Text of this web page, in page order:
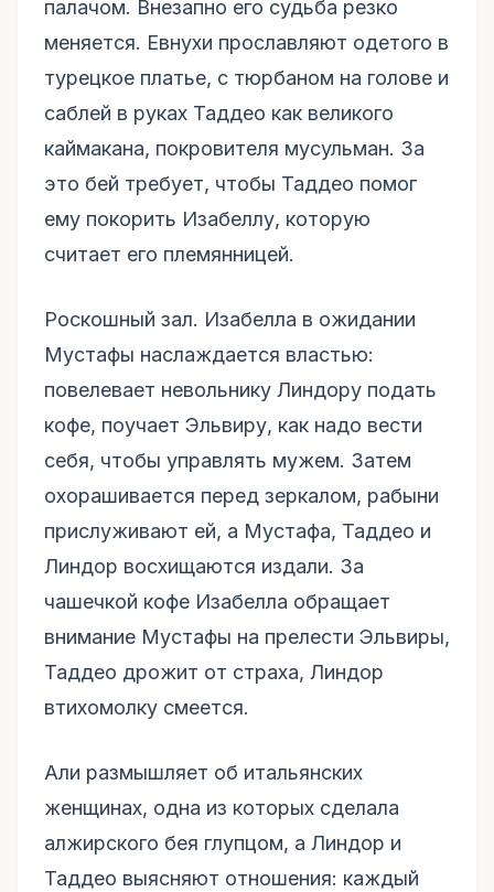
палачом. Внезапно его судьба резко
меняется. Евнухи прославляют одетого в
турецкое платье, с тюрбаном на голове и
саблей в руках Таддео как великого
каймакана, покровителя мусульман. За
это бей требует, чтобы Таддео помог
ему покорить Изабеллу, которую
считает его племянницей.
Роскошный зал. Изабелла в ожидании
Мустафы наслаждается властью:
повелевает невольнику Линдору подать
кофе, поучает Эльвиру, как надо вести
себя, чтобы управлять мужем. Затем
охорашивается перед зеркалом, рабыни
прислуживают ей, а Мустафа, Таддео и
Линдор восхищаются издали. За
чашечкой кофе Изабелла обращает
внимание Мустафы на прелести Эльвиры,
Таддео дрожит от страха, Линдор
втихомолку смеется.
Али размышляет об итальянских
женщинах, одна из которых сделала
алжирского бея глупцом, а Линдор и
Таддео выясняют отношения: каждый